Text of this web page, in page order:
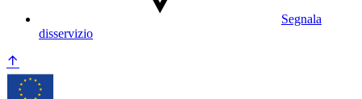
Segnala
disservizio